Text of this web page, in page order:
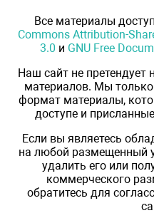
Все материалы
Commons Attribution-
3.0 и GNU Free
Наш сайт не
материалов. Мы
формат материалы,
доступе и
Если вы являетесь
на любой размещенный
удалить его или
коммерческого
обратитесь для